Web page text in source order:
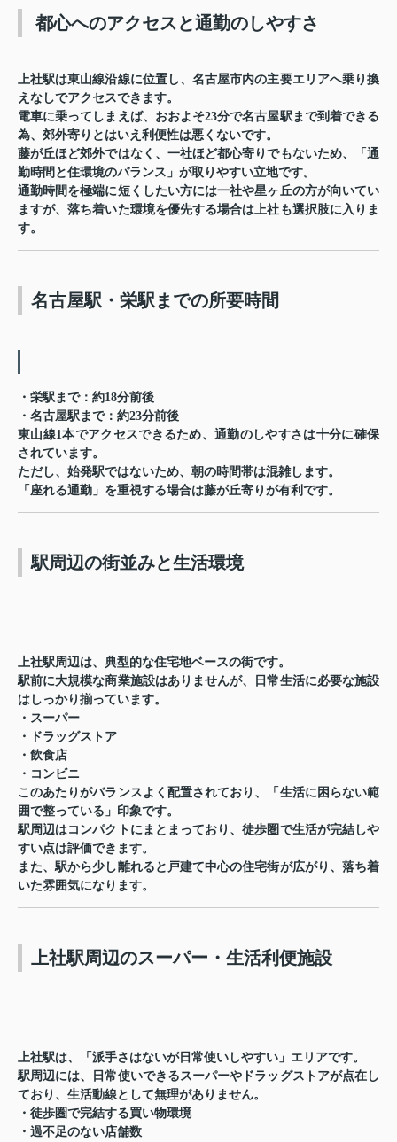
都心へのアクセスと通勤のしやすさ
上社駅は東山線沿線に位置し、名古屋市内の主要エリアへ乗り換
えなしでアクセスできます。
電車に乗ってしまえば、おおよそ23分で名古屋駅まで到着できる
為、郊外寄りとはいえ利便性は悪くないです。
藤が丘ほど郊外ではなく、一社ほど都心寄りでもないため、「通
勤時間と住環境のバランス」が取りやすい立地です。
通勤時間を極端に短くしたい方には一社や星ヶ丘の方が向いてい
ますが、落ち着いた環境を優先する場合は上社も選択肢に入りま
す。
名古屋駅・栄駅までの所要時間
・栄駅まで：約18分前後
・名古屋駅まで：約23分前後
東山線1本でアクセスできるため、通勤のしやすさは十分に確保
されています。
ただし、始発駅ではないため、朝の時間帯は混雑します。
「座れる通勤」を重視する場合は藤が丘寄りが有利です。
駅周辺の街並みと生活環境
上社駅周辺は、典型的な住宅地ベースの街です。
駅前に大規模な商業施設はありませんが、日常生活に必要な施設
はしっかり揃っています。
・スーパー
・ドラッグストア
・飲食店
・コンビニ
このあたりがバランスよく配置されており、「生活に困らない範
囲で整っている」印象です。
駅周辺はコンパクトにまとまっており、徒歩圏で生活が完結しや
すい点は評価できます。
また、駅から少し離れると戸建て中心の住宅街が広がり、落ち着
いた雰囲気になります。
上社駅周辺のスーパー・生活利便施設
上社駅は、「派手さはないが日常使いしやすい」エリアです。
駅周辺には、日常使いできるスーパーやドラッグストアが点在し
ており、生活動線として無理がありません。
・徒歩圏で完結する買い物環境
・過不足のない店舗数